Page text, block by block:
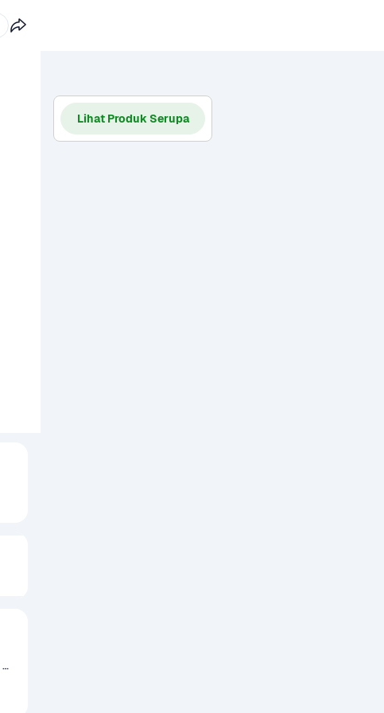
Lihat Produk Serupa